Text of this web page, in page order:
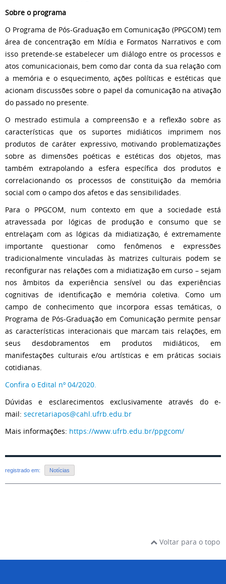
Sobre o programa
O Programa de Pós-Graduação em Comunicação (PPGCOM) tem
área de concentração em Mídia e Formatos Narrativos e com
isso pretende-se estabelecer um diálogo entre os processos e
atos comunicacionais, bem como dar conta da sua relação com
a memória e o esquecimento, ações políticas e estéticas que
acionam discussões sobre o papel da comunicação na ativação
do passado no presente.
O mestrado estimula a compreensão e a reflexão sobre as
características que os suportes midiáticos imprimem nos
produtos de caráter expressivo, motivando problematizações
sobre as dimensões poéticas e estéticas dos objetos, mas
também extrapolando a esfera específica dos produtos e
correlacionando os processos de constituição da memória
social com o campo dos afetos e das sensibilidades.
Para o PPGCOM, num contexto em que a sociedade está
atravessada por lógicas de produção e consumo que se
entrelaçam com as lógicas da midiatização, é extremamente
importante questionar como fenômenos e expressões
tradicionalmente vinculadas às matrizes culturais podem se
reconfigurar nas relações com a midiatização em curso – sejam
nos âmbitos da experiência sensível ou das experiências
cognitivas de identificação e memória coletiva. Como um
campo de conhecimento que incorpora essas temáticas, o
Programa de Pós-Graduação em Comunicação permite pensar
as características interacionais que marcam tais relações, em
seus desdobramentos em produtos midiáticos, em
manifestações culturais e/ou artísticas e em práticas sociais
cotidianas.
Confira o Edital nº 04/2020.
Dúvidas e esclarecimentos exclusivamente através do e-
mail: secretariapos@cahl.ufrb.edu.br
Mais informações: https://www.ufrb.edu.br/ppgcom/
registrado em: Notícias
Voltar para o topo